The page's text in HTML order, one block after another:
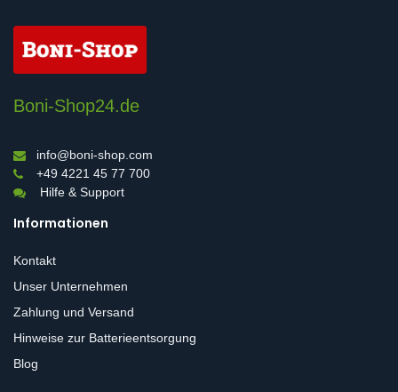
Boni-Shop24.de
info@boni-shop.com
+49 4221 45 77 700
Hilfe & Support
Informationen
Kontakt
Unser Unternehmen
Zahlung und Versand
Hinweise zur Batterieentsorgung
Blog